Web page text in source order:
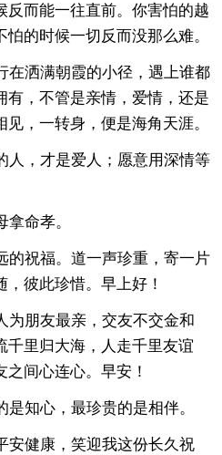
反而能一往直前。你害怕的越
的时候一切反而没那么难。
在洒满朝霞的小径，遇上谁都
有，不管是亲情，爱情，还是
，一转身，便是海角天涯。
人，才是爱人；愿意用深情等
命孝。
的祝福。道一声珍重，寄一片
彼此珍惜。早上好！
为朋友最亲，交友不交金和
千里归大海，人走千里友谊
间心连心。早安！
知心，最珍贵的是相伴。
安健康，笑迎我这份长久祝